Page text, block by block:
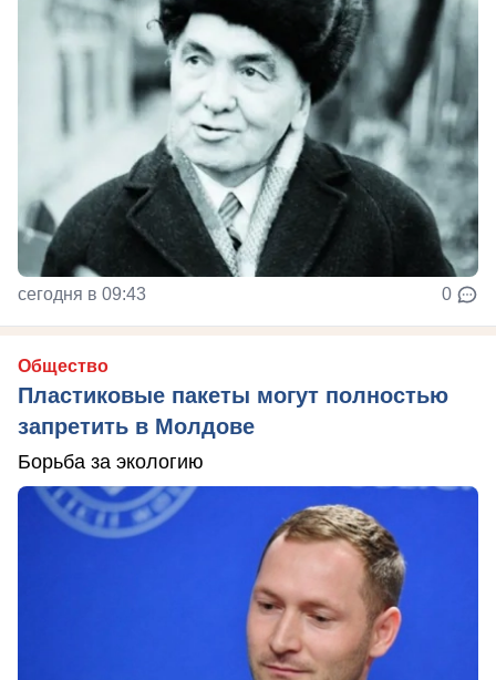
сегодня в 09:43 0
Общество
Пластиковые пакеты могут полностью
запретить в Молдове
Борьба за экологию